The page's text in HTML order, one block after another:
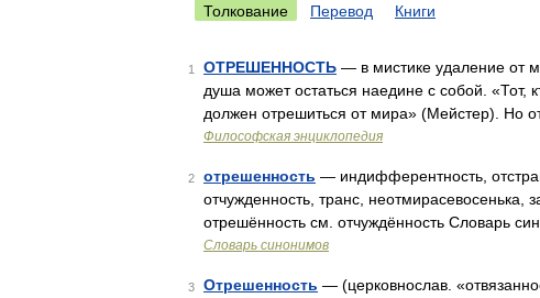
Толкование Перевод Книги
1 ОТРЕШЕННОСТЬ — в мистике удаление от
душа может остаться наедине с собой. «Тот,
должен отрешиться от мира» (Мейстер). Но
Философская энциклопедия
2 отрешенность — индифферентность,
отчужденность, транс, неотмирасевосенька,
отрешённость см. отчуждённость Словарь
Словарь синонимов
3 Отрешенность — (церковнослав.